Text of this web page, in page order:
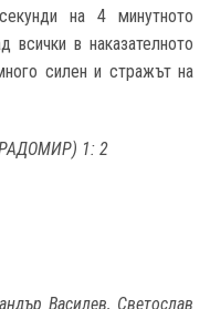
на 4 минутното
всички в наказателното
силен и стражът на
1: 2
Василев, Светослав